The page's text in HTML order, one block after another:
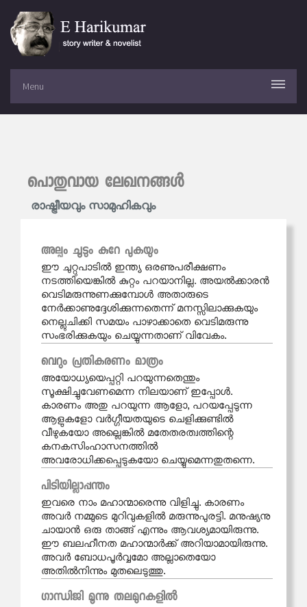
Menu
പൊതുവായ ലേഖനങ്ങള്‍
രാഷ്ട്രീയവും സാമുഹികവും
അല്പം ചൂടും കുറേ പുകയും
ഈ ചുറ്റുപാടിൽ ഇന്ത്യ ഒരണുപരീക്ഷണം
നടത്തിയെങ്കിൽ കുറ്റം പറയാനില്ല. അയൽക്കാരൻ
വെടിമരുന്നുണക്കുമ്പോൾ അതാരുടെ
നേർക്കാണുദ്ദേശിക്കുന്നതെന്ന് മനസ്സിലാക്കുകയും
നെല്ലുചിക്കി സമയം പാഴാക്കാതെ വെടിമരുന്നു
സംഭരിക്കുകയും ചെയ്യുന്നതാണ് വിവേകം.
വെറും പ്രതികരണം മാത്രം
അയോധ്യയെപ്പറ്റി പറയുന്നതെന്തും
സൂക്ഷിച്ചുവേണമെന്ന നിലയാണ് ഇപ്പോൾ.
കാരണം അതു പറയുന്ന ആളോ, പറയപ്പേടുന്ന
ആളുകളോ വർഗ്ഗീയതയുടെ ചെളിക്കുണ്ടിൽ
വീഴുകയോ അല്ലെങ്കിൽ മതേതരത്വത്തിന്റെ
കനകസിംഹാസനത്തിൽ
അവരോധിക്കപ്പെടുകയോ ചെയ്യുമെന്നതുതന്നെ.
പിടിയില്ലാപ്പന്തം
ഇവരെ നാം മഹാന്മാരെന്നു വിളിച്ചു. കാരണം
അവർ നമ്മുടെ മുറിവുകളിൽ മരുന്നുപുരട്ടി. മനുഷ്യനു
ചായാൻ ഒരു താങ്ങ് എന്നും ആവശ്യമായിരുന്നു.
ഈ ബലഹീനത മഹാന്മാർക്ക് അറിയാമായിരുന്നു.
അവർ ബോധപൂർവ്വമോ അല്ലാതെയോ
അതിൽനിന്നും മുതലെടുത്തു.
ഗാന്ധിജി മൂന്നു തലമുറകളിൽ